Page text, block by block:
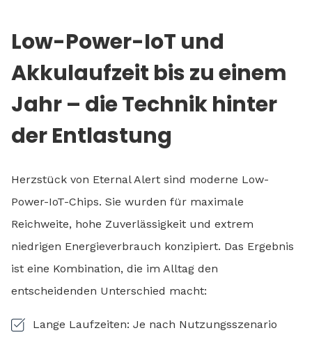
Low-Power-IoT und
Akkulaufzeit bis zu einem
Jahr – die Technik hinter
der Entlastung
Herzstück von Eternal Alert sind moderne Low-
Power-IoT-Chips. Sie wurden für maximale
Reichweite, hohe Zuverlässigkeit und extrem
niedrigen Energieverbrauch konzipiert. Das Ergebnis
ist eine Kombination, die im Alltag den
entscheidenden Unterschied macht:
Lange Laufzeiten: Je nach Nutzungsszenario